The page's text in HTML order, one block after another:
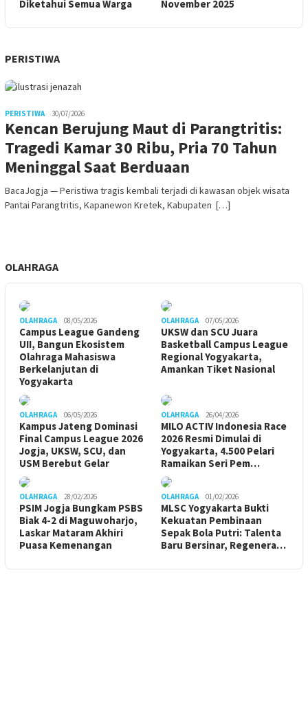
Diketahui Semua Warga
November 2025
PERISTIWA
PERISTIWA 30/07/2026
Kencan Berujung Maut di Parangtritis:
Tragedi Kamar 30 Ribu, Pria 70 Tahun
Meninggal Saat Berduaan
BacaJogja — Peristiwa tragis kembali terjadi di kawasan objek wisata
Pantai Parangtritis, Kapanewon Kretek, Kabupaten […]
OLAHRAGA
OLAHRAGA 08/05/2026
Campus League Gandeng
UII, Bangun Ekosistem
Olahraga Mahasiswa
Berkelanjutan di
Yogyakarta
OLAHRAGA 07/05/2026
UKSW dan SCU Juara
Basketball Campus League
Regional Yogyakarta,
Amankan Tiket Nasional
OLAHRAGA 06/05/2026
Kampus Jateng Dominasi
Final Campus League 2026
Jogja, UKSW, SCU, dan
USM Berebut Gelar
OLAHRAGA 26/04/2026
MILO ACTIV Indonesia Race
2026 Resmi Dimulai di
Yogyakarta, 4.500 Pelari
Ramaikan Seri Pem…
OLAHRAGA 28/02/2026
PSIM Jogja Bungkam PSBS
Biak 4-2 di Maguwoharjo,
Laskar Mataram Akhiri
Puasa Kemenangan
OLAHRAGA 01/02/2026
MLSC Yogyakarta Bukti
Kekuatan Pembinaan
Sepak Bola Putri: Talenta
Baru Bersinar, Regenera…